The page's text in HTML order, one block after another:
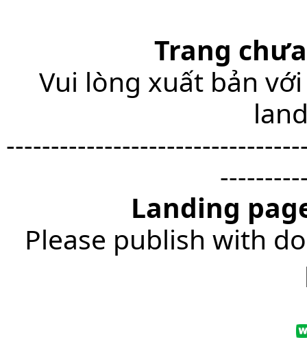
Trang
Vui lòng xuất bản
Landing
Please publish with